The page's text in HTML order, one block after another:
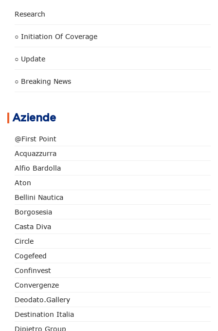
Research
○ Initiation Of Coverage
○ Update
○ Breaking News
Aziende
@First Point
Acquazzurra
Alfio Bardolla
Aton
Bellini Nautica
Borgosesia
Casta Diva
Circle
Cogefeed
Confinvest
Convergenze
Deodato.Gallery
Destination Italia
Dipietro Group